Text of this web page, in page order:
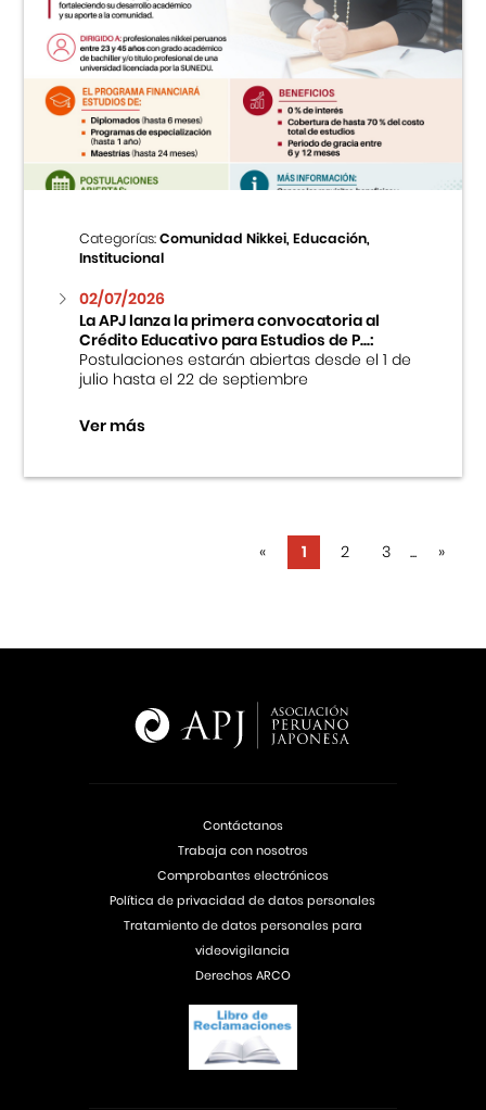
Categorías:Comunidad Nikkei, Educación,
Institucional
02/07/2026
La APJ lanza la primera convocatoria al
Crédito Educativo para Estudios de P...:
Postulaciones estarán abiertas desde el 1 de
julio hasta el 22 de septiembre
Ver más
« 1 2 3 ... »
Contáctanos
Trabaja con nosotros
Comprobantes electrónicos
Política de privacidad de datos personales
Tratamiento de datos personales para
videovigilancia
Derechos ARCO